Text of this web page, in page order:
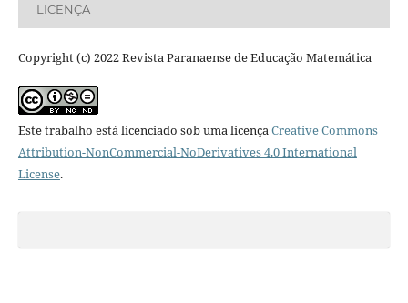
LICENÇA
Copyright (c) 2022 Revista Paranaense de Educação Matemática
Este trabalho está licenciado sob uma licençaCreative Commons
Attribution-NonCommercial-NoDerivatives 4.0 International
License.